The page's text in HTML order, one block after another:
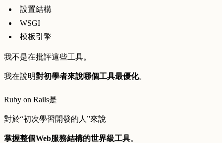
設置結構
WSGI
模板引擎
我不是在批評這些工具。
我在說明對初學者來說哪個工具最優化。
Ruby on Rails是
對於“初次學習開發的人”來說
掌握整個Web服務結構的世界級工具。